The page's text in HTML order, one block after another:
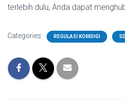
terlebih dulu, Anda dapat
Categories: REGULASI KOMDIGI